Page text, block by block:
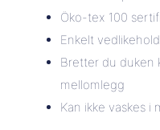
Öko-tex 100
Enkelt
Bretter du duken
mellomlegg
Kan ikke vaskes i